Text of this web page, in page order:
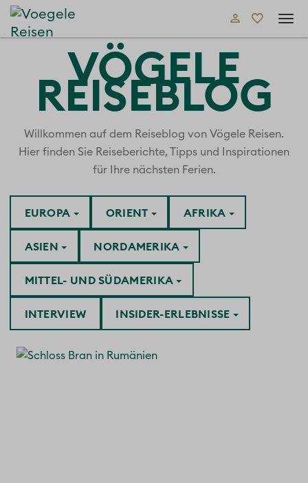
VÖGELE
REISEBLOG
Willkommen auf dem Reiseblog von Vögele Reisen.
Hier finden Sie Reiseberichte, Tipps und Inspirationen
für Ihre nächsten Ferien.
AFRIKA
ASIEN
EUROPA
INSIDER-ERLEBNISSE
INTERVIEW
MITTEL- UND SÜDAMERIKA
NORDAMERIKA
ORIENT